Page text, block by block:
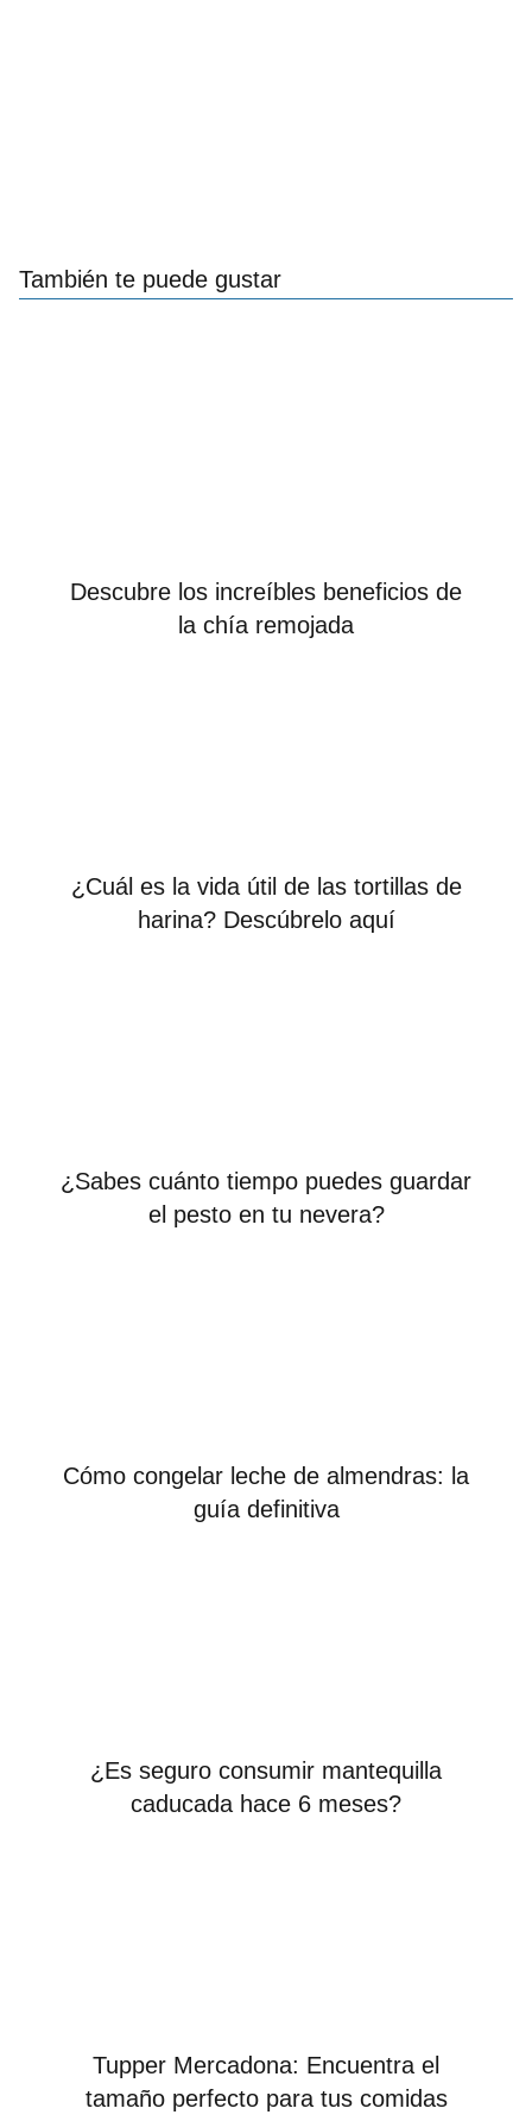
También te puede gustar
Descubre los increíbles beneficios de
la chía remojada
¿Cuál es la vida útil de las tortillas de
harina? Descúbrelo aquí
¿Sabes cuánto tiempo puedes guardar
el pesto en tu nevera?
Cómo congelar leche de almendras: la
guía definitiva
¿Es seguro consumir mantequilla
caducada hace 6 meses?
Tupper Mercadona: Encuentra el
tamaño perfecto para tus comidas